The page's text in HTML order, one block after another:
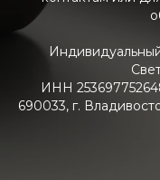
ИНН
690033, г.